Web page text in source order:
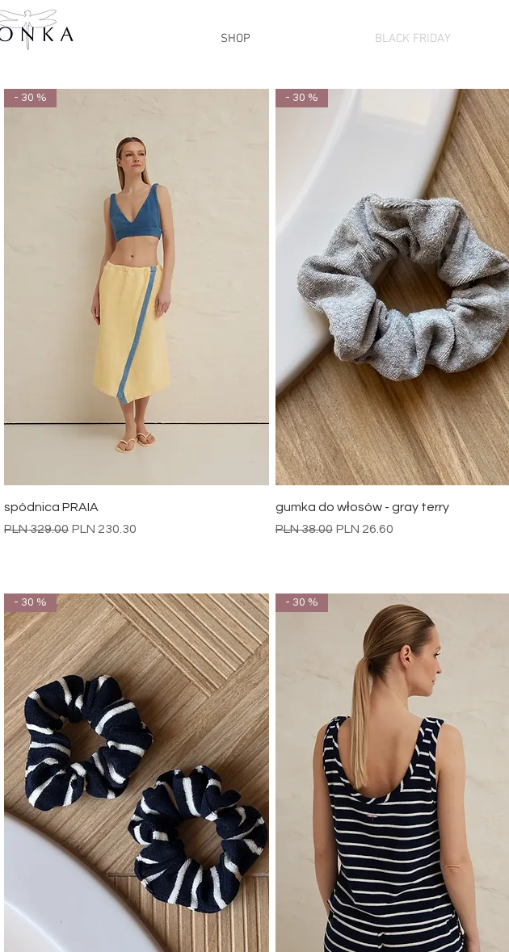
SHOP BLACK FRIDAY
- 30 %
spódnica PRAIA
Regular Price
PLN 329.00 Sale Price
PLN 230.30
Quick View
- 30 %
gumka do włosów - gray terry
Regular Price
PLN 38.00 Sale Price
PLN 26.60
- 30 % - 30 %